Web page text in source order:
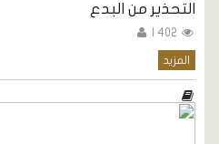
التحذير من البدع
المزيد